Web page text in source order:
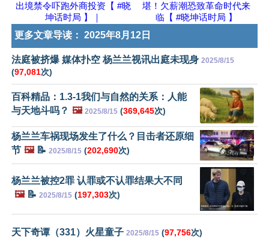
出境禁令吓跑外商投资【 #晓
坤话时局 】｜
堪！欠薪潮恐致革命时代来
临【 #晓坤话时局 】
更多文章导读： 2025年8月12日
法庭被挤爆 媒体扑空 杨兰兰视讯出庭未现身 2025/8/15
(97,081次)
百科精品：1.3-1我们与自然的关系：人能
与天地斗吗？ 🖼️ 2025/8/15 (369,645次)
杨兰兰车祸现场发生了什么？目击者还原细
节 🖼️📝 2025/8/15 (202,690次)
杨兰兰被控2罪 认罪或不认罪结果大不同
🖼️📝 2025/8/15 (197,303次)
天下奇谭（331）火星童子 2025/8/15 (97,756次)